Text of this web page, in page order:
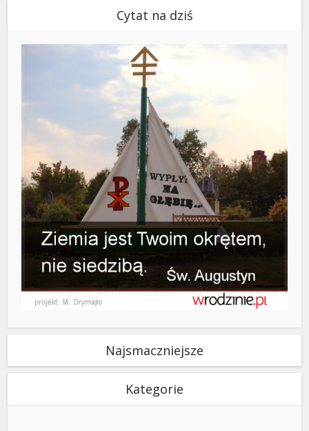
Cytat na dziś
Najsmaczniejsze
Kategorie